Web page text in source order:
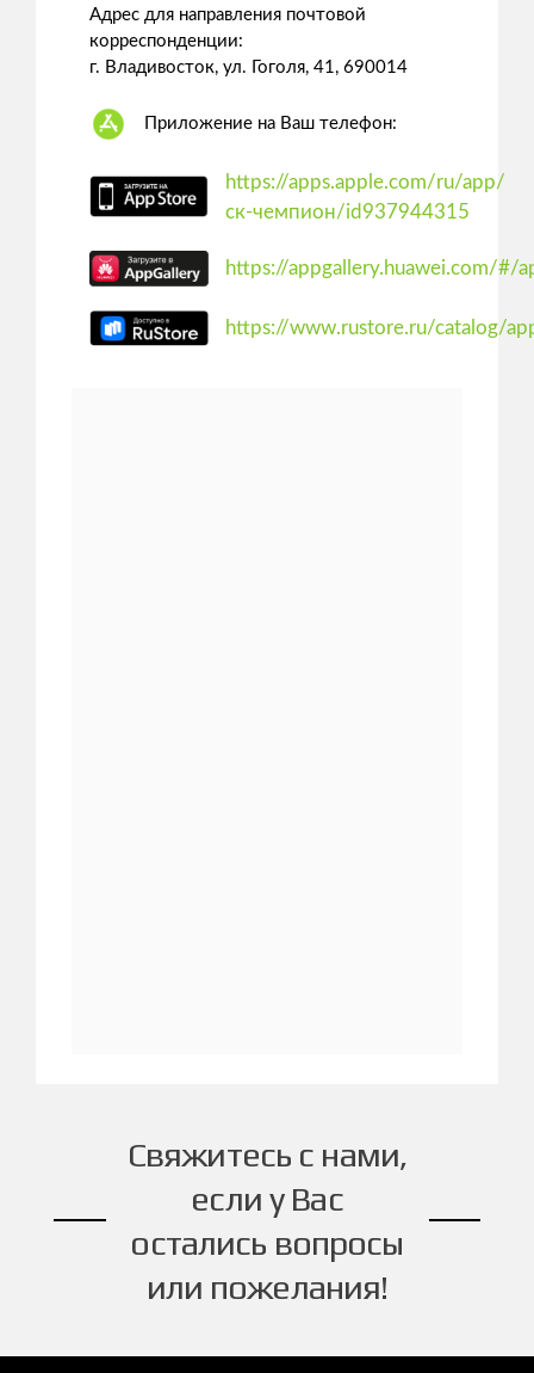
Адрес для направления почтовой
корреспонденции:
г. Владивосток, ул. Гоголя, 41, 690014
Приложение на Ваш телефон:
https://apps.apple.com/ru/app/
ск-чемпион/id937944315
https://appgallery.huawei.com/#/
https://www.rustore.ru/catalog/
Свяжитесь с нами,
если у Вас
остались вопросы
или пожелания!